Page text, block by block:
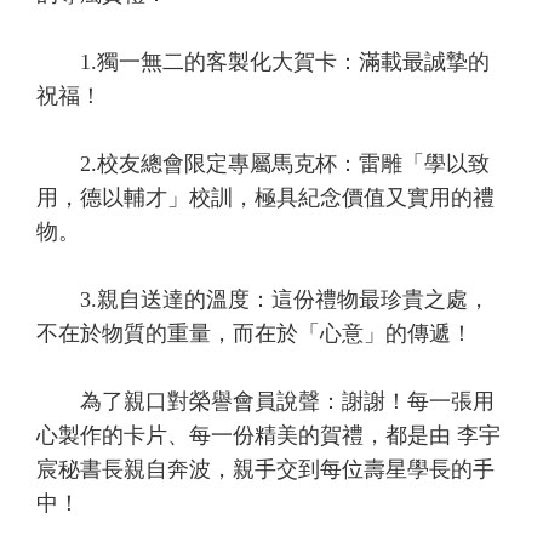
1.獨一無二的客製化大賀卡：滿載最誠摯的
祝福！
2.校友總會限定專屬馬克杯：雷雕「學以致
用，德以輔才」校訓，極具紀念價值又實用的禮
物。
3.親自送達的溫度：這份禮物最珍貴之處，
不在於物質的重量，而在於「心意」的傳遞！
為了親口對榮譽會員說聲：謝謝！每一張用
心製作的卡片、每一份精美的賀禮，都是由 李宇
宸秘書長親自奔波，親手交到每位壽星學長的手
中！